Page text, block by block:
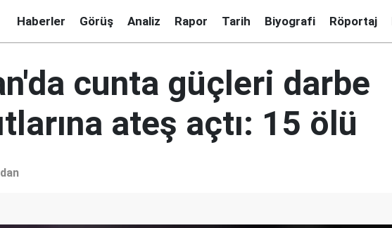
Haberler Görüş Analiz Rapor Tarih Biyografi Röportaj
cunta güçleri darbe
ateş açtı: 15 ölü